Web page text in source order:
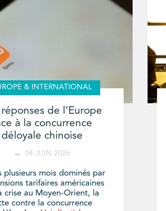
& INTERNATIONAL
réponses de l’Europe
à la concurrence
déloyale chinoise
04 JUIN 2026
plusieurs mois dominés par
tarifaires américaines
crise au Moyen-Orient, la
contre la concurrence